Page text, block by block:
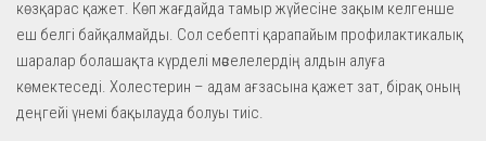
көзқарас қажет. Көп жағдайда тамыр жүйесіне зақым келгенше
еш белгі байқалмайды. Сол себепті қарапайым профилактикалық
шаралар болашақта күрделі мәселелердің алдын алуға
көмектеседі. Холестерин – адам ағзасына қажет зат, бірақ оның
деңгейі үнемі бақылауда болуы тиіс.